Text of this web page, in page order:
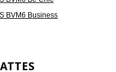
BVM6 Business